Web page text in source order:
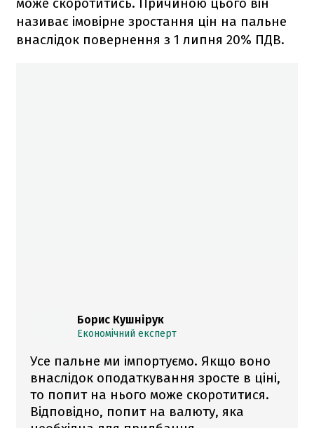
називає імовірне зростання цін на пальне
внаслідок повернення з 1 липня 20% ПДВ.
Борис Кушнірук
Економічний експерт
Усе пальне ми імпортуємо. Якщо воно
внаслідок оподаткування зросте в ціні,
то попит на нього може скоротитися.
Відповідно, попит на валюту, яка